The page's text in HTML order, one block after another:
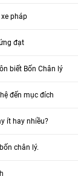
pháp
đạt
biết Bốn Chân lý
đến mục đích
ít hay nhiều?
chân lý.